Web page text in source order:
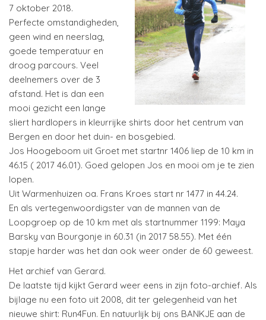
7 oktober 2018.
Perfecte omstandigheden,
geen wind en neerslag,
goede temperatuur en
droog parcours. Veel
deelnemers over de 3
afstand. Het is dan een
mooi gezicht een lange
sliert hardlopers in kleurrijke shirts door het centrum van
Bergen en door het duin- en bosgebied.
Jos Hoogeboom uit Groet met startnr 1406 liep de 10 km in
46.15 ( 2017 46.01). Goed gelopen Jos en mooi om je te zien
lopen.
Uit Warmenhuizen oa. Frans Kroes start nr 1477 in 44.24.
En als vertegenwoordigster van de mannen van de
Loopgroep op de 10 km met als startnummer 1199: Maya
Barsky van Bourgonje in 60.31 (in 2017 58.55). Met één
stapje harder was het dan ook weer onder de 60 geweest.
Het archief van Gerard.
De laatste tijd kijkt Gerard weer eens in zijn foto-archief. Als
bijlage nu een foto uit 2008, dit ter gelegenheid van het
nieuwe shirt: Run4Fun. En natuurlijk bij ons BANKJE aan de